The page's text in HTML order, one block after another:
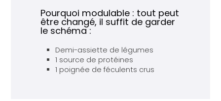
Pourquoi modulable : tout peut
être changé, il suffit de garder
le schéma :
Demi-assiette de légumes
1 source de protéines
1 poignée de féculents crus